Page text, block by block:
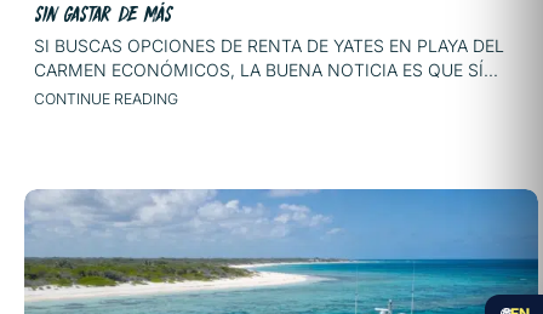
SIN GASTAR DE MÁS
SI BUSCAS OPCIONES DE RENTA DE YATES EN PLAYA DEL
CARMEN ECONÓMICOS, LA BUENA NOTICIA ES QUE SÍ...
CONTINUE READING